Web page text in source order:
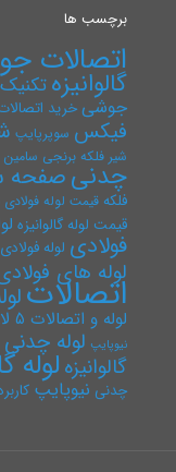
برچسب ها
اتصالات
گالوانیزه
جوشیخرید اتصالات
فیکس سوپرپایپ
شیر فلکه برنجی سامین
چدنیصفحه
فلکه قیمت لوله فولادی
قیمت لوله گالوانیزه
فولادی لوله فولادی
لوله های
اتصالات
لوله و اتصالات ۵ لایه
نیوپایپ لوله چدنی
گالوانیزه لوله
چدنی نیوپایپ